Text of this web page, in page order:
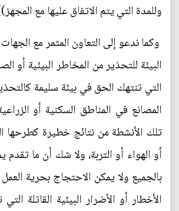
وللمدة التي يتم الاتفاق عليها مع
وكما ندعو إلى التعاون المثمر مع
البيئة للتحذير من المخاطر البيئية أو
التي تنتهك الحق في بيئة سليمة
المصانع في المناطق السكنية أو
تلك الأنشطة من نتائج خطيرة كطرحها
أو الهواء أو التربة، ولا شك أن ما
بالجميع ولا يمكن الاحتجاج بحرية العمل
الأخطار أو الأضرار البيئية القاتلة